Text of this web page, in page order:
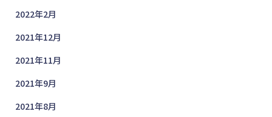
2022年2月
2021年12月
2021年11月
2021年9月
2021年8月